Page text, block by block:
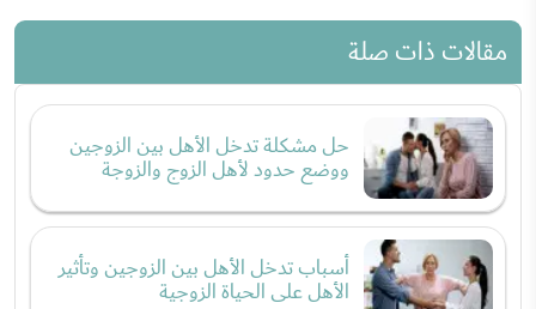
مقالات ذات صلة
حل مشكلة تدخل الأهل بين الزوجين
ووضع حدود لأهل الزوج والزوجة
أسباب تدخل الأهل بين الزوجين وتأثير
الأهل على الحياة الزوجية